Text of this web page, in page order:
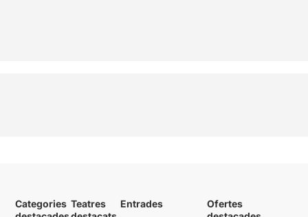
Categories Teatres
Entrades
Ofertes